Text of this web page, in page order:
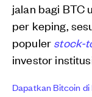
jalan bagi BTC
per keping,
populer stock-
investor
Dapatkan Bitcoin